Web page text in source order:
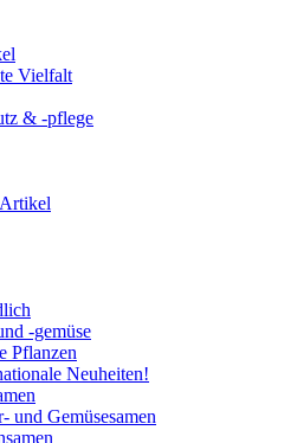
Vielfalt
& -pflege
-gemüse
Pflanzen
Neuheiten!
und Gemüsesamen